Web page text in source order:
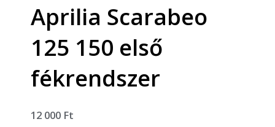
Aprilia Scarabeo
125 150 első
fékrendszer
12 000 Ft